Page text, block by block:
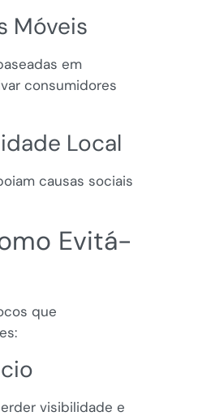
Móveis
em
consumidores
Local
causas sociais
Evitá-
que
visibilidade e